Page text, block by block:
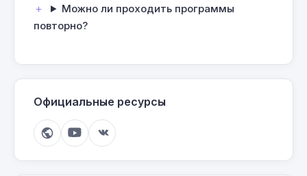
Можно ли проходить программы
повторно?
Официальные ресурсы